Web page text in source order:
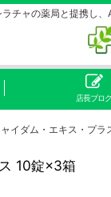
チャの薬局と提携し
店長ブロ
イダム・エキス・プラ
10錠×3箱